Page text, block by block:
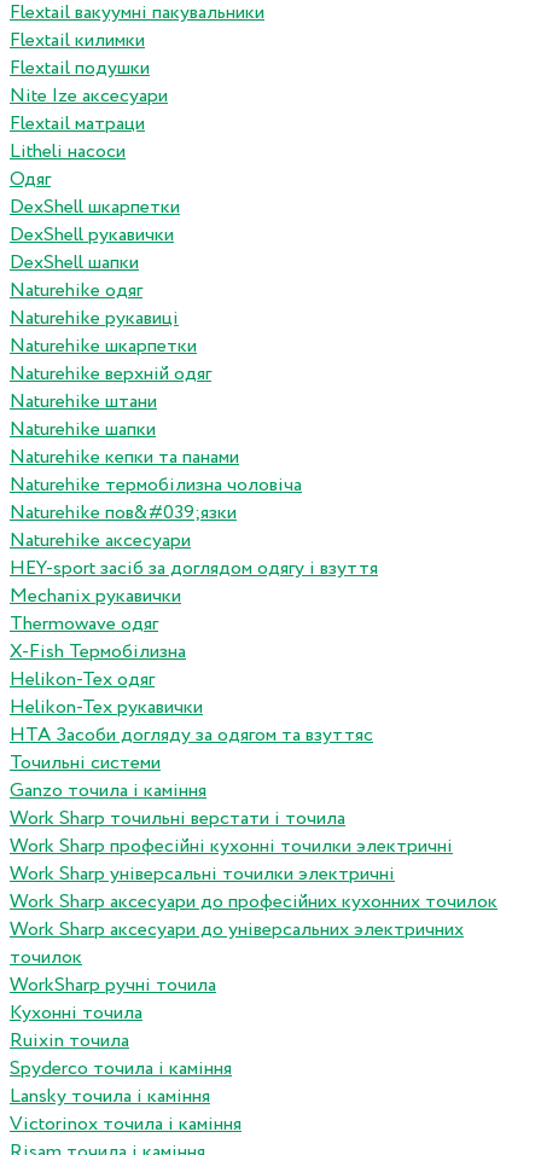
Flextail вакуумні пакувальники
Flextail килимки
Flextail подушки
Nite Ize аксесуари
Flextail матраци
Litheli насоси
Одяг
DexShell шкарпетки
DexShell рукавички
DexShell шапки
Naturehike одяг
Naturehike рукавиці
Naturehike шкарпетки
Naturehike верхній одяг
Naturehike штани
Naturehike шапки
Naturehike кепки та панами
Naturehike термобілизна чоловіча
Naturehike пов&#039;язки
Naturehike аксесуари
HEY-sport засіб за доглядом одягу і взуття
Mechanix рукавички
Thermowave одяг
X-Fish Термобілизна
Helikon-Tex одяг
Helikon-Tex рукавички
HTA Засоби догляду за одягом та взуттяс
Точильні системи
Ganzo точила і каміння
Work Sharp точильні верстати і точила
Work Sharp професiйнi кухоннi точилки электричнi
Work Sharp унiверсальнi точилки электричнi
Work Sharp аксесуари до професiйних кухонних точилок
Work Sharp аксесуари до унiверсальних электричних
точилок
WorkSharp ручні точила
Кухонні точила
Ruixin точила
Spyderco точила і каміння
Lansky точила і каміння
Victorinox точила і каміння